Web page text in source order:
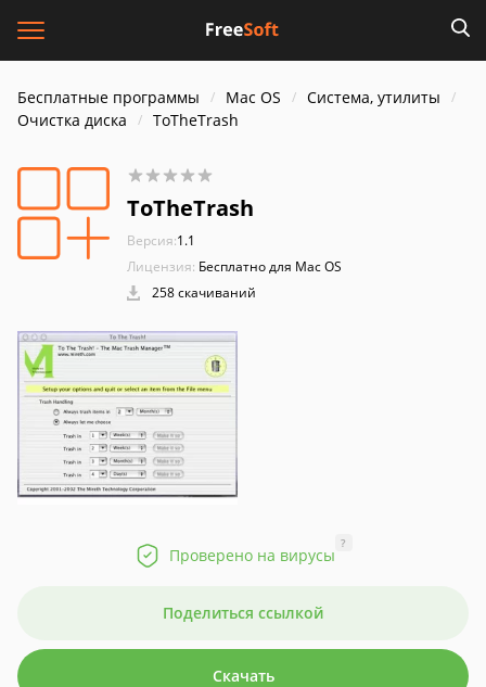
Бесплатные программы Mac OS
Система, утилиты
Очистка диска
ToTheTrash
ToTheTrash
Версия:1.1
Лицензия: Бесплатно для Mac OS
258 скачиваний
Проверено на вирусы
?
Поделиться ссылкой
Скачать